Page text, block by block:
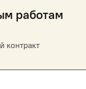
работам
контракт